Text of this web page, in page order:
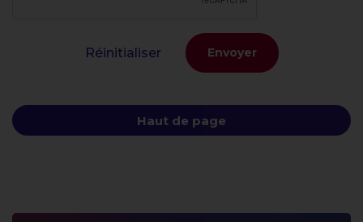
Réinitialiser
Haut de page